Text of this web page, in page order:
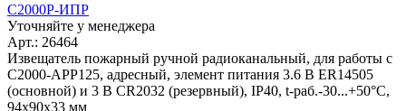
С2000Р-ИПР
Уточняйте у менеджера
Арт.: 26464
Извещатель пожарный ручной радиоканальный, для работы с
С2000-АРР125, адресный, элемент питания 3.6 В ER14505
(основной) и 3 В CR2032 (резервный), IP40, t-раб.-30...+50°C,
94х90х33 мм